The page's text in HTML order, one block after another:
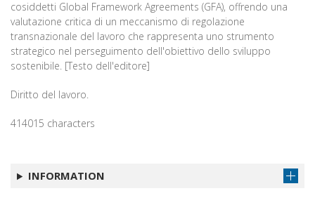
cosiddetti Global Framework Agreements (GFA), offrendo una
valutazione critica di un meccanismo di regolazione
transnazionale del lavoro che rappresenta uno strumento
strategico nel perseguimento dell'obiettivo dello sviluppo
sostenibile. [Testo dell'editore]
Diritto del lavoro.
414015 characters
INFORMATION